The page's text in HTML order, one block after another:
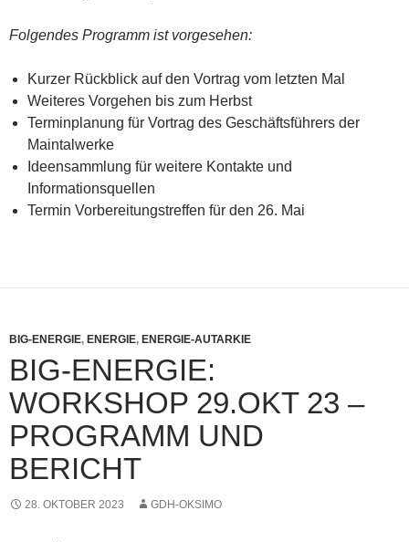
Folgendes Programm ist vorgesehen:
Kurzer Rückblick auf den Vortrag vom letzten Mal
Weiteres Vorgehen bis zum Herbst
Terminplanung für Vortrag des Geschäftsführers der
Maintalwerke
Ideensammlung für weitere Kontakte und
Informationsquellen
Termin Vorbereitungstreffen für den 26. Mai
BIG-ENERGIE, ENERGIE, ENERGIE-AUTARKIE
BIG-ENERGIE:
WORKSHOP 29.OKT 23 –
PROGRAMM UND
BERICHT
28. OKTOBER 2023 GDH-OKSIMO